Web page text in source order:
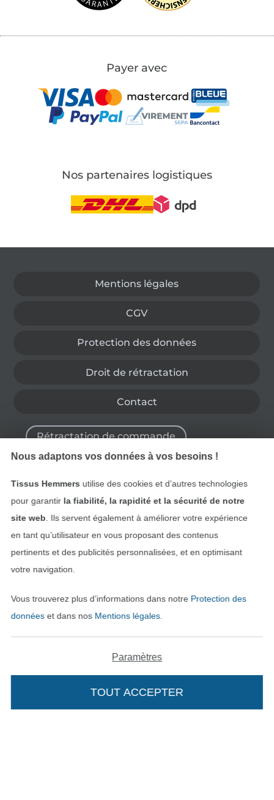
Ajouter à mon panier
Payer avec
Nos partenaires logistiques
Mentions légales
CGV
Protection des données
Droit de rétractation
Contact
Rétractation de commande
Deutsch
Nederlands
Passer à la boutique
Nous adaptons vos données à vos besoins !
Tissus Hemmers utilise des cookies et d’autres technologies
pour garantir la fiabilité, la rapidité et la sécurité de notre
site web . Ils servent également à améliorer votre expérience
en tant qu’utilisateur en vous proposant des contenus
pertinents et des publicités personnalisées, et en optimisant
votre navigation.
Vous trouverez plus d’informations dans notre Protection des
donnéeset dans nos Mentions légales.
Paramètres
TOUT ACCEPTER